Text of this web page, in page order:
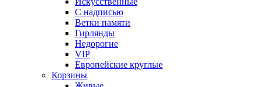
С надписью
Ветки памяти
Гирлянды
Недорогие
VIP
Европейские круглые
Корзины